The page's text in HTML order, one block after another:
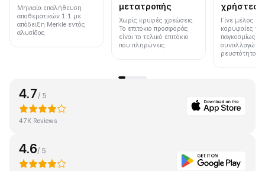
Μηνιαία επαλήθευση
αποθεματικών 1:1 με
απόδειξη Merkle εντός
αλυσίδας.
μετατροπής
Χωρίς κρυφές χρεώσεις.
Το επιτόκιο προσφοράς
είναι το τελικό επιτόκιο
που πληρώνεις.
χρήστες
Γίνε μέλος
κορυφαίες
παγκοσμίως
συναλλαγών
ρευστότητα.
4.7 / 5
47K Reviews
4.6/ 5